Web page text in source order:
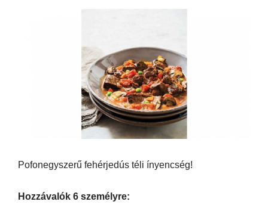
Pofonegyszerű fehérjedús téli ínyencség!
Hozzávalók 6 személyre: